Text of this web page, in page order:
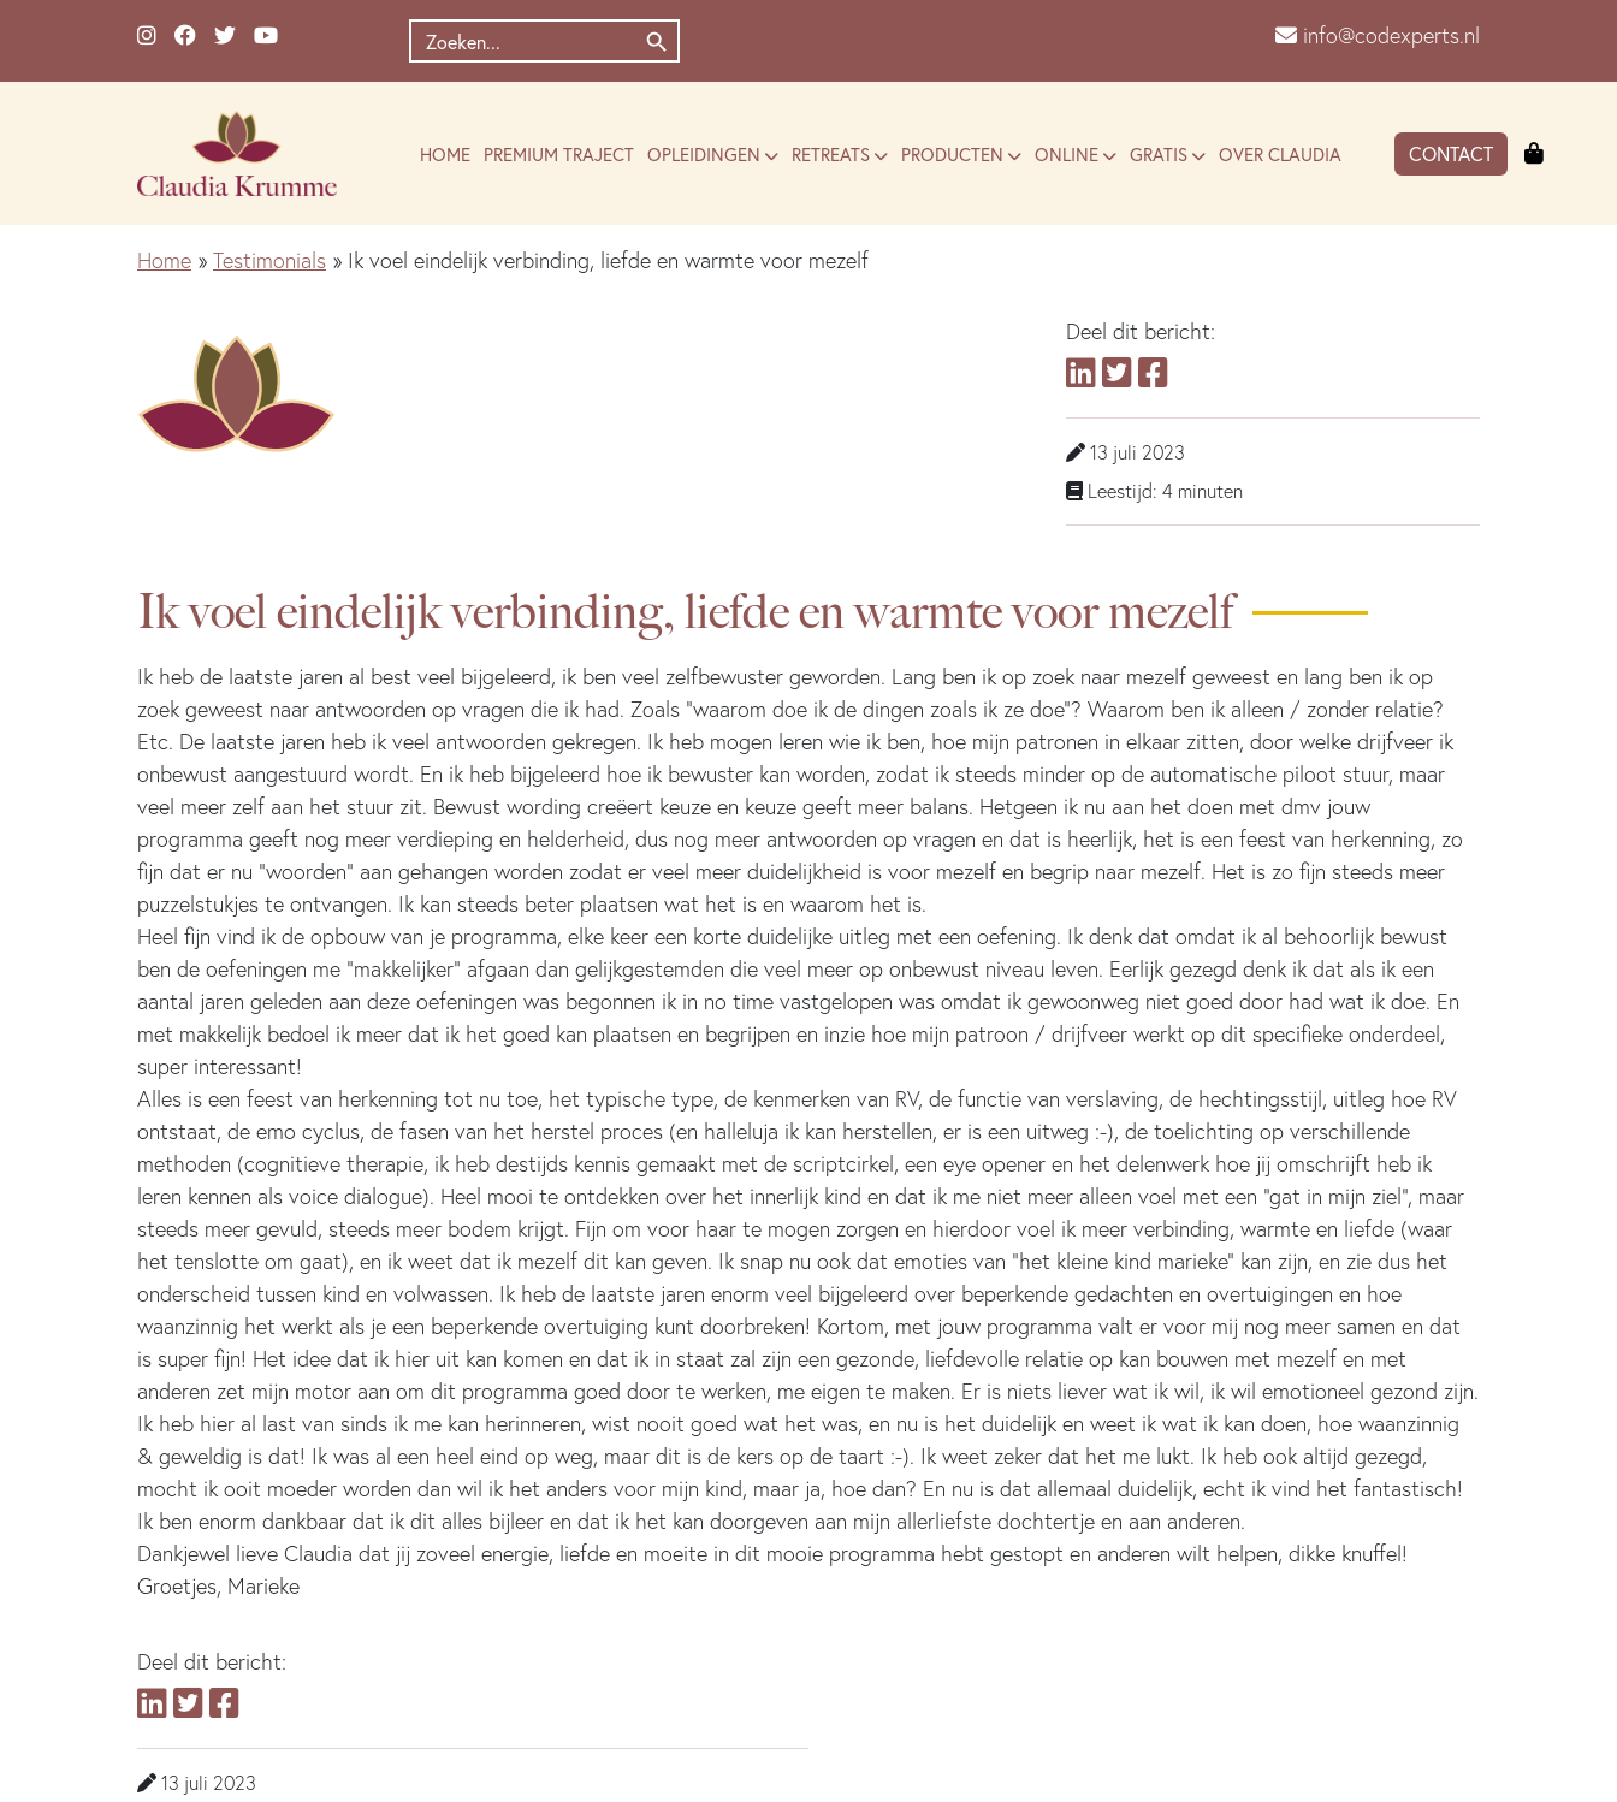
Zoek
naar:
Zoekknop
info@codexperts.nl
HOME PREMIUM TRAJECT OPLEIDINGEN RETREATS PRODUCTEN ONLINE GRATIS OVER CLAUDIA CONTACT
Home » Testimonials » Ik voel eindelijk verbinding, liefde en warmte voor mezelf
Deel dit bericht:
13 juli 2023
Leestijd: 4 minuten
Ik voel eindelijk verbinding, liefde en warmte voor mezelf
Ik heb de laatste jaren al best veel bijgeleerd, ik ben veel zelfbewuster geworden. Lang ben ik op zoek naar mezelf geweest en lang ben ik op
zoek geweest naar antwoorden op vragen die ik had. Zoals “waarom doe ik de dingen zoals ik ze doe”? Waarom ben ik alleen / zonder relatie?
Etc. De laatste jaren heb ik veel antwoorden gekregen. Ik heb mogen leren wie ik ben, hoe mijn patronen in elkaar zitten, door welke drijfveer ik
onbewust aangestuurd wordt. En ik heb bijgeleerd hoe ik bewuster kan worden, zodat ik steeds minder op de automatische piloot stuur, maar
veel meer zelf aan het stuur zit. Bewust wording creëert keuze en keuze geeft meer balans. Hetgeen ik nu aan het doen met dmv jouw
programma geeft nog meer verdieping en helderheid, dus nog meer antwoorden op vragen en dat is heerlijk, het is een feest van herkenning, zo
fijn dat er nu “woorden” aan gehangen worden zodat er veel meer duidelijkheid is voor mezelf en begrip naar mezelf. Het is zo fijn steeds meer
puzzelstukjes te ontvangen. Ik kan steeds beter plaatsen wat het is en waarom het is.
Heel fijn vind ik de opbouw van je programma, elke keer een korte duidelijke uitleg met een oefening. Ik denk dat omdat ik al behoorlijk bewust
ben de oefeningen me “makkelijker” afgaan dan gelijkgestemden die veel meer op onbewust niveau leven. Eerlijk gezegd denk ik dat als ik een
aantal jaren geleden aan deze oefeningen was begonnen ik in no time vastgelopen was omdat ik gewoonweg niet goed door had wat ik doe. En
met makkelijk bedoel ik meer dat ik het goed kan plaatsen en begrijpen en inzie hoe mijn patroon / drijfveer werkt op dit specifieke onderdeel,
super interessant!
Alles is een feest van herkenning tot nu toe, het typische type, de kenmerken van RV, de functie van verslaving, de hechtingsstijl, uitleg hoe RV
ontstaat, de emo cyclus, de fasen van het herstel proces (en halleluja ik kan herstellen, er is een uitweg :-), de toelichting op verschillende
methoden (cognitieve therapie, ik heb destijds kennis gemaakt met de scriptcirkel, een eye opener en het delenwerk hoe jij omschrijft heb ik
leren kennen als voice dialogue). Heel mooi te ontdekken over het innerlijk kind en dat ik me niet meer alleen voel met een “gat in mijn ziel”, maar
steeds meer gevuld, steeds meer bodem krijgt. Fijn om voor haar te mogen zorgen en hierdoor voel ik meer verbinding, warmte en liefde (waar
het tenslotte om gaat), en ik weet dat ik mezelf dit kan geven. Ik snap nu ook dat emoties van “het kleine kind marieke” kan zijn, en zie dus het
onderscheid tussen kind en volwassen. Ik heb de laatste jaren enorm veel bijgeleerd over beperkende gedachten en overtuigingen en hoe
waanzinnig het werkt als je een beperkende overtuiging kunt doorbreken! Kortom, met jouw programma valt er voor mij nog meer samen en dat
is super fijn! Het idee dat ik hier uit kan komen en dat ik in staat zal zijn een gezonde, liefdevolle relatie op kan bouwen met mezelf en met
anderen zet mijn motor aan om dit programma goed door te werken, me eigen te maken. Er is niets liever wat ik wil, ik wil emotioneel gezond zijn.
Ik heb hier al last van sinds ik me kan herinneren, wist nooit goed wat het was, en nu is het duidelijk en weet ik wat ik kan doen, hoe waanzinnig
& geweldig is dat! Ik was al een heel eind op weg, maar dit is de kers op de taart :-). Ik weet zeker dat het me lukt. Ik heb ook altijd gezegd,
mocht ik ooit moeder worden dan wil ik het anders voor mijn kind, maar ja, hoe dan? En nu is dat allemaal duidelijk, echt ik vind het fantastisch!
Ik ben enorm dankbaar dat ik dit alles bijleer en dat ik het kan doorgeven aan mijn allerliefste dochtertje en aan anderen.
Dankjewel lieve Claudia dat jij zoveel energie, liefde en moeite in dit mooie programma hebt gestopt en anderen wilt helpen, dikke knuffel!
Groetjes, Marieke
Deel dit bericht:
13 juli 2023